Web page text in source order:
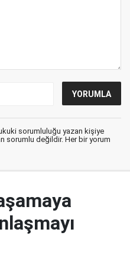
sorumluluğu yazan kişiye
sorumlu değildir. Her bir yorum